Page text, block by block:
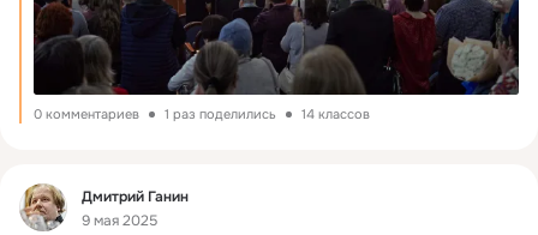
0 комментариев 1 раз поделились 14 классов
Фид
Дмитрий Ганин
9 мая 2025